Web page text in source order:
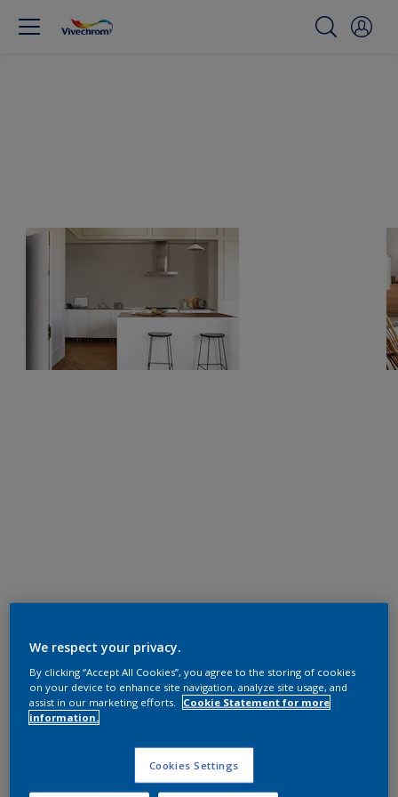
We respect your privacy.
By clicking “Accept All Cookies”, you agree to the storing of cookies
on your device to enhance site navigation, analyze site usage, and
assist in our marketing efforts.
Cookie Statement for more
information.
Cookies Settings